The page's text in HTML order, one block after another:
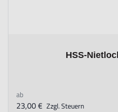
HSS-
The price depends on the
ab
23,00 € Zzgl. Steuern